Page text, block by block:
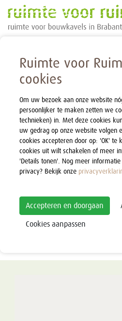
Ruimte voor
cookies
Om uw bezoek aan onze website
persoonlijker te maken zetten we
technieken) in. Met deze cookies
uw gedrag op onze website volgen
cookies accepteren door op: 'OK' te
cookies uit wilt schakelen of meer
'Details tonen'. Nog meer
privacy? Bekijk onze
Accepteren en doorgaan
Cookies aanpassen